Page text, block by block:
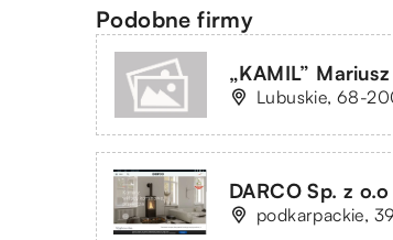
Podobne firmy
„KAMIL” Mariusz
Lubuskie, 68-
DARCO Sp. z o.o
podkarpackie,